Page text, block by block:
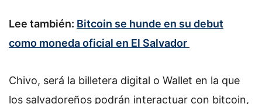
Lee también: Bitcoin se hunde en su debut
como moneda oficial en El Salvador
Chivo, será la billetera digital o Wallet en la que
los salvadoreños podrán interactuar con bitcoin,